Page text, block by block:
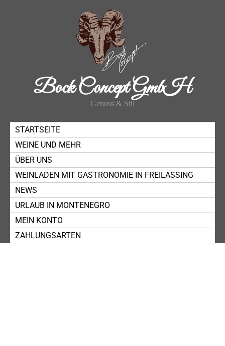
Bock Concept GmbH
Genuss & Stil
STARTSEITE
WEINE UND MEHR
ÜBER UNS
WEINLADEN MIT GASTRONOMIE IN FREILASSING
NEWS
URLAUB IN MONTENEGRO
MEIN KONTO
ZAHLUNGSARTEN